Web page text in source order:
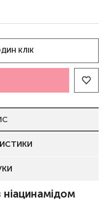
КЛІК
ніацинамідом